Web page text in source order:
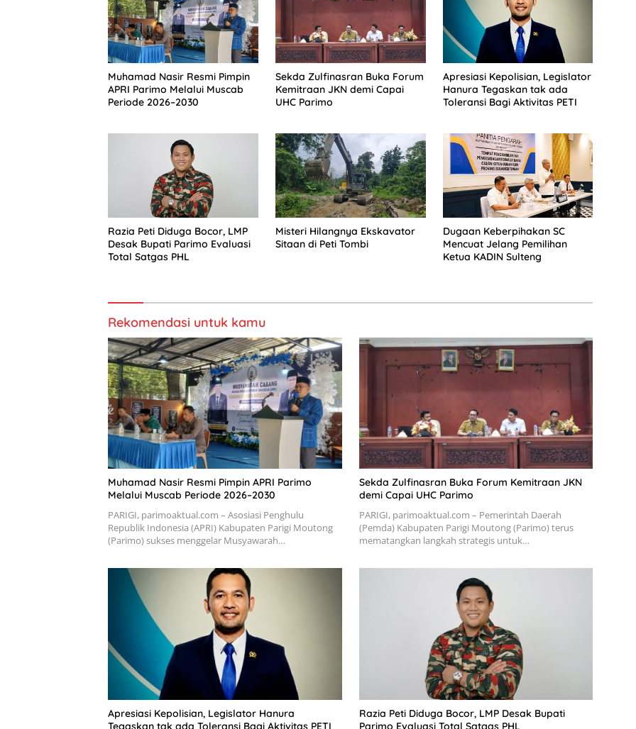
Muhamad Nasir Resmi Pimpin
APRI Parimo Melalui Muscab
Periode 2026–2030
Sekda Zulfinasran Buka Forum
Kemitraan JKN demi Capai
UHC Parimo
Apresiasi Kepolisian, Legislator
Hanura Tegaskan tak ada
Toleransi Bagi Aktivitas PETI
Razia Peti Diduga Bocor, LMP
Desak Bupati Parimo Evaluasi
Total Satgas PHL
Misteri Hilangnya Ekskavator
Sitaan di Peti Tombi
Dugaan Keberpihakan SC
Mencuat Jelang Pemilihan
Ketua KADIN Sulteng
Rekomendasi untuk kamu
Muhamad Nasir Resmi Pimpin APRI Parimo
Melalui Muscab Periode 2026–2030
PARIGI, parimoaktual.com – Asosiasi Penghulu
Republik Indonesia (APRI) Kabupaten Parigi Moutong
(Parimo) sukses menggelar Musyawarah…
Sekda Zulfinasran Buka Forum Kemitraan JKN
demi Capai UHC Parimo
PARIGI, parimoaktual.com – Pemerintah Daerah
(Pemda) Kabupaten Parigi Moutong (Parimo) terus
mematangkan langkah strategis untuk…
Apresiasi Kepolisian, Legislator Hanura
Tegaskan tak ada Toleransi Bagi Aktivitas PETI
Razia Peti Diduga Bocor, LMP Desak Bupati
Parimo Evaluasi Total Satgas PHL